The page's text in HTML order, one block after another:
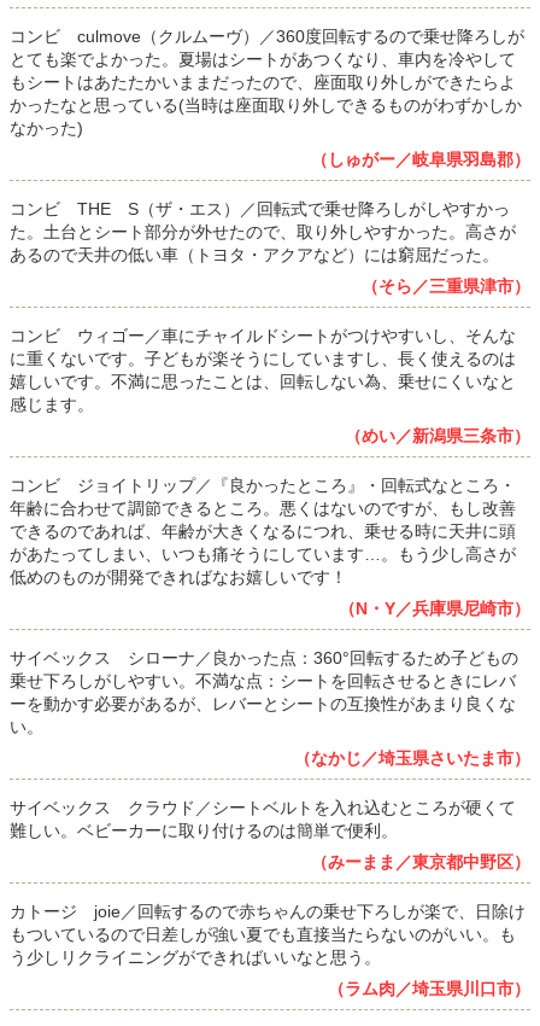
コンビ culmove（クルムーヴ）／360度回転するので乗せ降ろしが
とても楽でよかった。夏場はシートがあつくなり、車内を冷やして
もシートはあたたかいままだったので、座面取り外しができたらよ
かったなと思っている(当時は座面取り外しできるものがわずかしか
なかった)
（しゅがー／岐阜県羽島郡）
コンビ THE S（ザ・エス）／回転式で乗せ降ろしがしやすかっ
た。土台とシート部分が外せたので、取り外しやすかった。高さが
あるので天井の低い車（トヨタ・アクアなど）には窮屈だった。
（そら／三重県津市）
コンビ ウィゴー／車にチャイルドシートがつけやすいし、そんな
に重くないです。子どもが楽そうにしていますし、長く使えるのは
嬉しいです。不満に思ったことは、回転しない為、乗せにくいなと
感じます。
（めい／新潟県三条市）
コンビ ジョイトリップ／『良かったところ』・回転式なところ・
年齢に合わせて調節できるところ。悪くはないのですが、もし改善
できるのであれば、年齢が大きくなるにつれ、乗せる時に天井に頭
があたってしまい、いつも痛そうにしています…。もう少し高さが
低めのものが開発できればなお嬉しいです！
（N・Y／兵庫県尼崎市）
サイベックス シローナ／良かった点：360°回転するため子どもの
乗せ下ろしがしやすい。不満な点：シートを回転させるときにレバ
ーを動かす必要があるが、レバーとシートの互換性があまり良くな
い。
（なかじ／埼玉県さいたま市）
サイベックス クラウド／シートベルトを入れ込むところが硬くて
難しい。ベビーカーに取り付けるのは簡単で便利。
（みーまま／東京都中野区）
カトージ joie／回転するので赤ちゃんの乗せ下ろしが楽で、日除け
もついているので日差しが強い夏でも直接当たらないのがいい。も
う少しリクライニングができればいいなと思う。
（ラム肉／埼玉県川口市）